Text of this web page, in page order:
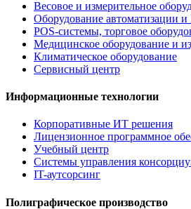
Весовое и измерительное
Оборудование автоматизации
POS-системы, торговое
Медицинское оборудование и
Климатическое оборудование
Сервисный центр
Информационные технологии
Корпоративные ИТ решения
Лицензионное программное
Учебный центр
Системы управления
IT-аутсорсинг
Полиграфическое производство